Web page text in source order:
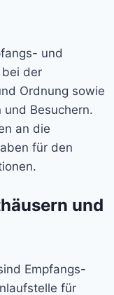
und
der
Ordnung sowie
Besuchern.
an die
für den
und
Empfangs-
für